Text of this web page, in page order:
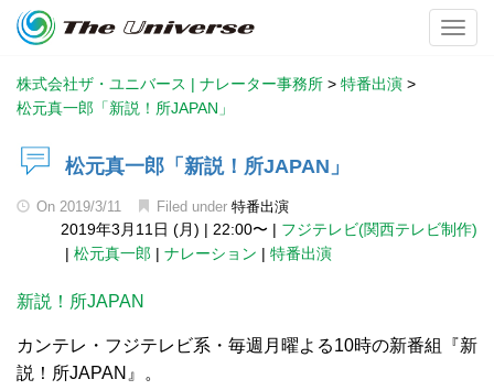
株式会社ザ・ユニバース | ナレーター事務所 > 特番出演 >
松元真一郎「新説！所JAPAN」
松元真一郎「新説！所JAPAN」
On 2019/3/11 Filed under 特番出演
2019年3月11日 (月) | 22:00〜 | フジテレビ(関西テレビ制作)
| 松元真一郎 | ナレーション | 特番出演
新説！所JAPAN
カンテレ・フジテレビ系・毎週月曜よる10時の新番組『新
説！所JAPAN』。